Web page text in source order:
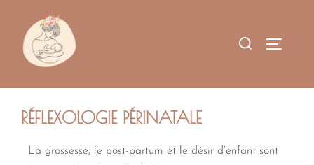
RÉFLEXOLOGIE PÉRINATALE
La grossesse, le post-partum et le désir d’enfant sont